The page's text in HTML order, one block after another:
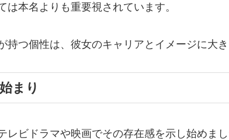
は本名よりも重要視されています。
持つ個性は、彼女のキャリアとイメージに大き
まり
レビドラマや映画でその存在感を示し始めま